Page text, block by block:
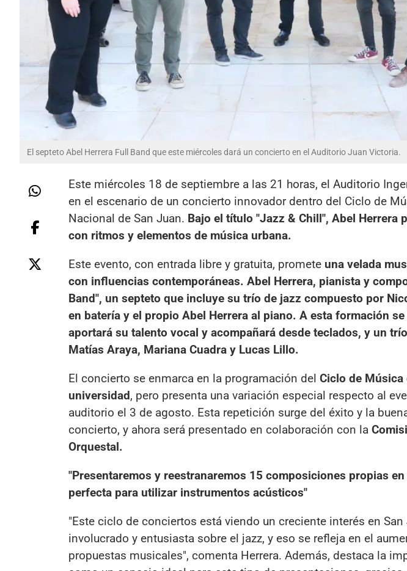
El septeto Abel Herrera Full Band que este miércoles dará un concierto en el Auditorio Juan Victoria.
Este miércoles 18 de septiembre a las 21 horas, el Auditorio
en el escenario de un concierto innovador dentro del Ciclo de
Nacional de San Juan. Bajo el título "Jazz & Chill", Abel Herrera
con ritmos y elementos de música urbana.
Este evento, con entrada libre y gratuita, promete una velada
con influencias contemporáneas. Abel Herrera, pianista y
Band", un septeto que incluye su trío de jazz compuesto por
en batería y el propio Abel Herrera al piano. A esta formación
aportará su talento vocal y acompañará desde teclados, y un
Matías Araya, Mariana Cuadra y Lucas Lillo.
El concierto se enmarca en la programación del Ciclo de Música
universidad, pero presenta una variación especial respecto al
auditorio el 3 de agosto. Esta repetición surge del éxito y la
concierto, y ahora será presentado en colaboración con la
Orquestal.
"Presentaremos y reestranaremos 15 composiciones propias
perfecta para utilizar instrumentos acústicos"
"Este ciclo de conciertos está viendo un creciente interés en
involucrado y entusiasta sobre el jazz, y eso se refleja en el
propuestas musicales", comenta Herrera. Además, destaca la